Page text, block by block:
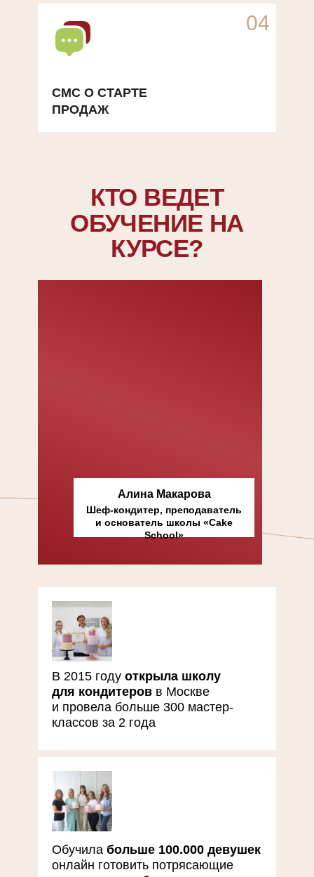
04
СМС О СТАРТЕ
ПРОДАЖ
КТО ВЕДЕТ
ОБУЧЕНИЕ НА
КУРСЕ?
Алина Макарова
Шеф-кондитер, преподаватель
и основатель школы «Cake
School»
Обучила больше 100.000 девушек
онлайн готовить потрясающие
В 2015 году открыла школу
для кондитеров в Москве
и провела больше 300 мастер-
классов за 2 года